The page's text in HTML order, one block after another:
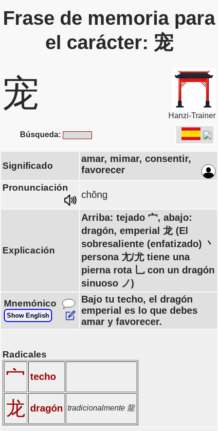
Frase de memoria para
el carácter: 宠
宠
Hanzi-Trainer
Búsqueda:
Significado
amar, mimar, consentir,
favorecer
Pronunciación
chǒng
Explicación
Arriba: tejado 宀, abajo:
dragón, emperial 龙 (El
sobresaliente (enfatizado) 丶
persona 尢/尤 tiene una
pierna rota 乚 con un dragón
sinuoso ノ)
Mnemónico
Show English
Bajo tu techo, el dragón
emperial es lo que debes
amar y favorecer.
Radicales
宀 techo
龙 dragón tradicionalmente 龍